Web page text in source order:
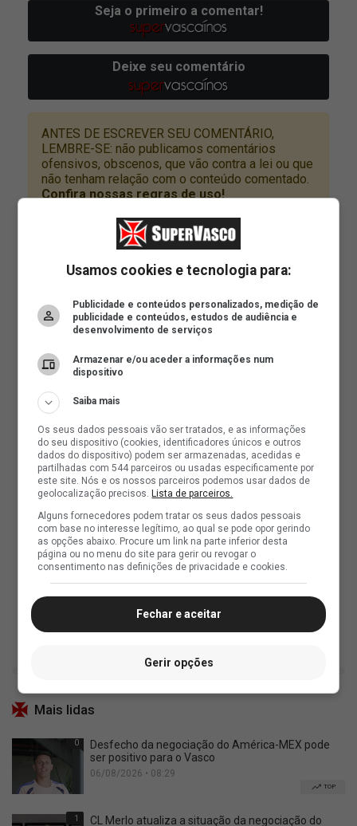
Mais lidas
0
Desfecho da negociação do América-MEX pode
ser positivo para o Vasco
06/08/2026 • 08:29
TOP
1
CL Merlo atualiza a situação da negociação do
Usamos cookies e tecnologia para:
Publicidade e conteúdos personalizados, medição de
publicidade e conteúdos, estudos de audiência e
desenvolvimento de serviços
Armazenar e/ou aceder a informações num
dispositivo
Saiba mais
Os seus dados pessoais vão ser tratados, e as informações
do seu dispositivo (cookies, identificadores únicos e outros
dados do dispositivo) podem ser armazenadas, acedidas e
partilhadas com 544 parceiros ou usadas especificamente por
este site. Nós e os nossos parceiros podemos usar dados de
geolocalização precisos. Lista de parceiros.
Alguns fornecedores podem tratar os seus dados pessoais
com base no interesse legítimo, ao qual se pode opor gerindo
as opções abaixo. Procure um link na parte inferior desta
página ou no menu do site para gerir ou revogar o
consentimento nas definições de privacidade e cookies.
Fechar e aceitar
Gerir opções